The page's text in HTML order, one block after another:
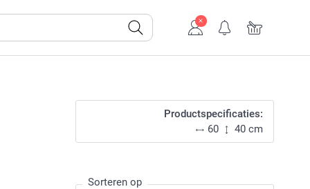
Productspecificaties:
60
40 cm
Sorteren op